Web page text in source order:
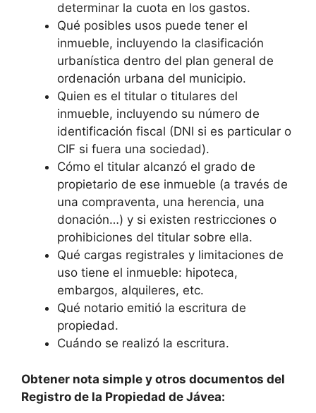
determinar la cuota en los gastos.
Qué posibles usos puede tener el
inmueble, incluyendo la clasificación
urbanística dentro del plan general de
ordenación urbana del municipio.
Quien es el titular o titulares del
inmueble, incluyendo su número de
identificación fiscal (DNI si es particular o
CIF si fuera una sociedad).
Cómo el titular alcanzó el grado de
propietario de ese inmueble (a través de
una compraventa, una herencia, una
donación…) y si existen restricciones o
prohibiciones del titular sobre ella.
Qué cargas registrales y limitaciones de
uso tiene el inmueble: hipoteca,
embargos, alquileres, etc.
Qué notario emitió la escritura de
propiedad.
Cuándo se realizó la escritura.
Obtener nota simple y otros documentos del
Registro de la Propiedad de Jávea: